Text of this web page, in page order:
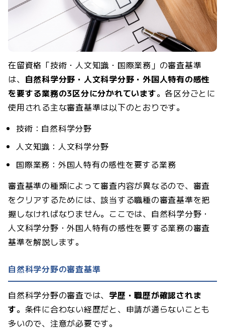
在留資格「技術・人文知識・国際業務」の審査基準
は、 自然科学分野・人文科学分野・外国人特有の感性
を要する業務の3区分に分かれています。各区分ごとに
使用される主な審査基準は以下のとおりです。
技術：自然科学分野
人文知識：人文科学分野
国際業務：外国人特有の感性を要する業務
審査基準の種類によって審査内容が異なるので、審査
をクリアするためには、該当する職種の審査基準を把
握しなければなりません。ここでは、自然科学分野・
人文科学分野・外国人特有の感性を要する業務の審査
基準を解説します。
自然科学分野の審査基準
自然科学分野の審査では、 学歴・職歴が確認されま
す。条件に合わない経歴だと、申請が通らないことも
多いので、注意が必要です。